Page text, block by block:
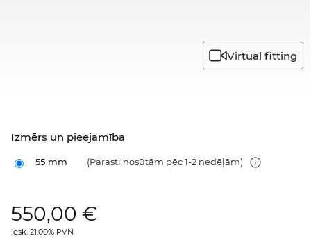
Virtual fitting
Izmērs un pieejamība
55 mm (Parasti nosūtām pēc 1-2 nedēļām)
550,00 €
iesk. 21.00% PVN